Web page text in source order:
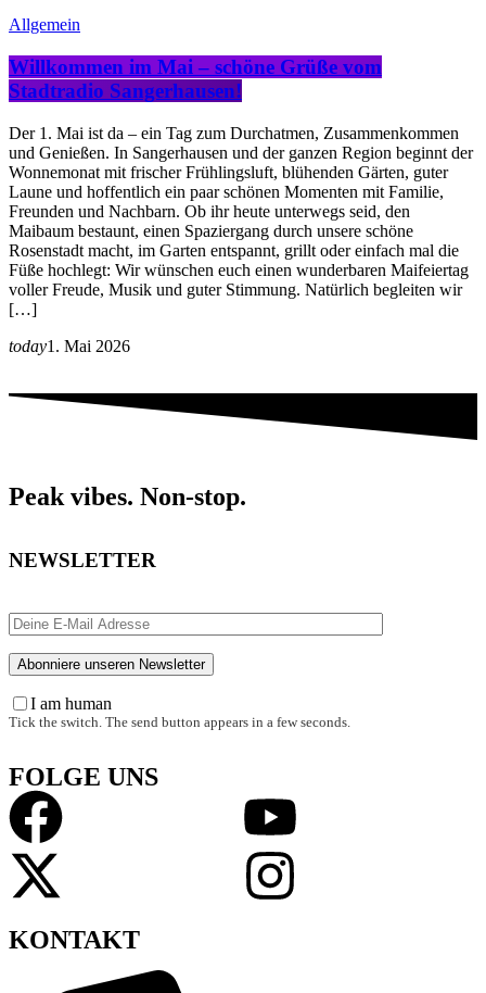
Allgemein
Willkommen im Mai – schöne Grüße vom
Stadtradio Sangerhausen!
Der 1. Mai ist da – ein Tag zum Durchatmen, Zusammenkommen
und Genießen. In Sangerhausen und der ganzen Region beginnt der
Wonnemonat mit frischer Frühlingsluft, blühenden Gärten, guter
Laune und hoffentlich ein paar schönen Momenten mit Familie,
Freunden und Nachbarn. Ob ihr heute unterwegs seid, den
Maibaum bestaunt, einen Spaziergang durch unsere schöne
Rosenstadt macht, im Garten entspannt, grillt oder einfach mal die
Füße hochlegt: Wir wünschen euch einen wunderbaren Maifeiertag
voller Freude, Musik und guter Stimmung. Natürlich begleiten wir
[…]
today1. Mai 2026
Peak vibes. Non-stop.
NEWSLETTER
I am human
Tick the switch. The send button appears in a few seconds.
FOLGE UNS
KONTAKT